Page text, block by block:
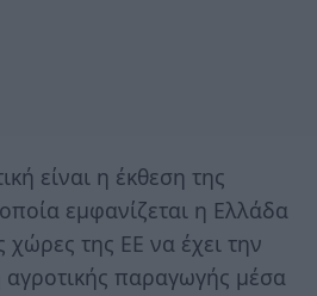
είναι η έκθεση της
εμφανίζεται η Ελλάδα
χώρες της ΕΕ να έχει την
παραγωγής μέσα